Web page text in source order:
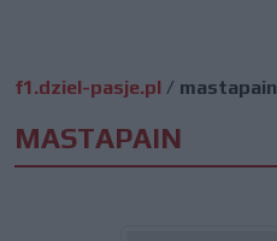
f1.dziel-pasje.pl / mastapain
MASTAPAIN